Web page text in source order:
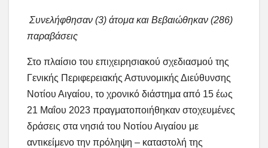
Συνελήφθησαν (3) άτομα και Βεβαιώθηκαν (286)
παραβάσεις
Στο πλαίσιο του επιχειρησιακού σχεδιασμού της
Γενικής Περιφερειακής Αστυνομικής Διεύθυνσης
Νοτίου Αιγαίου, το χρονικό διάστημα από 15 έως
21 Μαΐου 2023 πραγματοποιήθηκαν στοχευμένες
δράσεις στα νησιά του Νοτίου Αιγαίου με
αντικείμενο την πρόληψη – καταστολή της